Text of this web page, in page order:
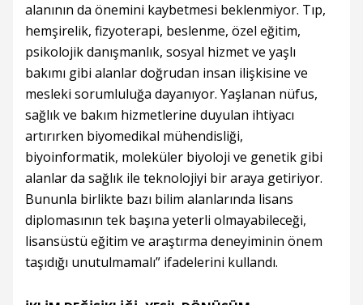
alanının da önemini kaybetmesi beklenmiyor. Tıp,
hemşirelik, fizyoterapi, beslenme, özel eğitim,
psikolojik danışmanlık, sosyal hizmet ve yaşlı
bakımı gibi alanlar doğrudan insan ilişkisine ve
mesleki sorumluluğa dayanıyor. Yaşlanan nüfus,
sağlık ve bakım hizmetlerine duyulan ihtiyacı
artırırken biyomedikal mühendisliği,
biyoinformatik, moleküler biyoloji ve genetik gibi
alanlar da sağlık ile teknolojiyi bir araya getiriyor.
Bununla birlikte bazı bilim alanlarında lisans
diplomasının tek başına yeterli olmayabileceği,
lisansüstü eğitim ve araştırma deneyiminin önem
taşıdığı unutulmamalı” ifadelerini kullandı.